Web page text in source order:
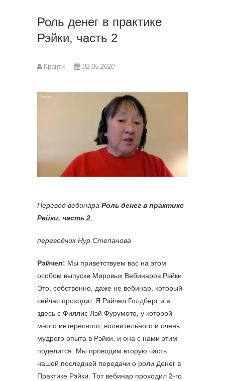
Роль денег в практике
Рэйки, часть 2
Кранти 02.05.2020
Перевод вебинара Роль денег в практике
Рейки, часть 2
переводчик Нур Степанова
Рэйчел: Мы приветствуем вас на этом
особом выпуске Мировых Вебинаров Рэйки.
Это, собственно, даже не вебинар, который
сейчас проходит. Я Рэйчел Голдберг и я
здесь с Филлис Лэй Фурумото, у которой
много интересного, волнительного и очень
мудрого опыта в Рэйки, и она с нами этим
поделится. Мы проводим вторую часть
нашей последней передачи о роли Денег в
Практике Рэйки. Тот вебинар проходил 2-го